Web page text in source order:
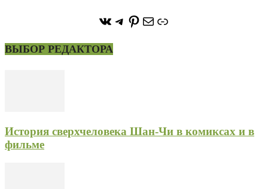
https://vk.com/
https://t.me/stoneforest
https://
ПочтаСсылка
ВЫБОР РЕДАКТОРА
История сверхчеловека Шан-Чи в комиксах и в
фильме